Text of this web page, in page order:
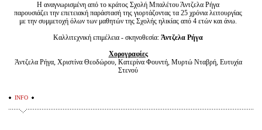
Η αναγνωρισμένη από το κράτος Σχολή Μπαλέτου Άντζελα Ρήγα
παρουσιάζει την επετειακή παράστασή της γιορτάζοντας τα 25 χρόνια λειτουργίας
με την συμμετοχή όλων των μαθητών της Σχολής ηλικίας από 4 ετών και άνω.
Καλλιτεχνική επιμέλεια - σκηνοθεσία: Άντζελα Ρήγα
Χορογραφίες
Άντζελα Ρήγα, Χριστίνα Θεοδώρου, Κατερίνα Φουντή, Μυρτώ Νταβρή, Ευτυχία
Στενού
INFO